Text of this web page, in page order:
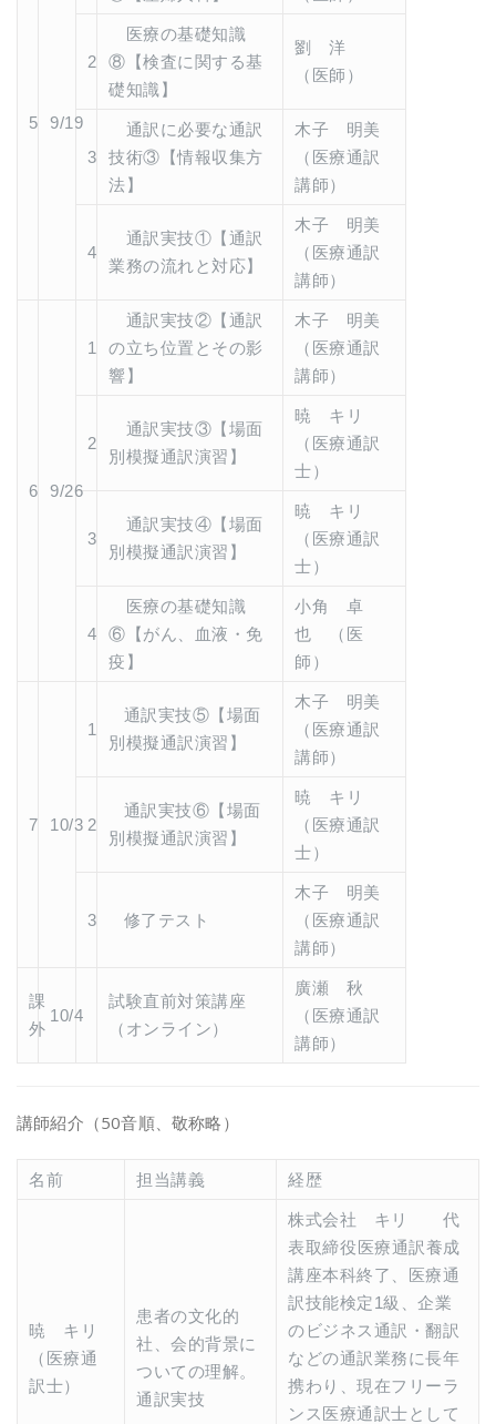
5 9/19
2
医療の基礎知識
⑧【検査に関する基
礎知識】
劉 洋
（医師）
3
通訳に必要な通訳
技術③【情報収集方
法】
木子 明美
（医療通訳
講師）
4
通訳実技①【通訳
業務の流れと対応】
木子 明美
（医療通訳
講師）
6 9/26
1
通訳実技②【通訳
の立ち位置とその影
響】
木子 明美
（医療通訳
講師）
2
通訳実技③【場面
別模擬通訳演習】
暁 キリ
（医療通訳
士）
3
通訳実技④【場面
別模擬通訳演習】
暁 キリ
（医療通訳
士）
4
医療の基礎知識
⑥【がん、血液・免
疫】
小角 卓
也 （医
師）
7 10/3
1
通訳実技⑤【場面
別模擬通訳演習】
木子 明美
（医療通訳
講師）
2
通訳実技⑥【場面
別模擬通訳演習】
暁 キリ
（医療通訳
士）
3 修了テスト
木子 明美
（医療通訳
講師）
課
外
10/4
試験直前対策講座
（オンライン）
廣瀬 秋
（医療通訳
講師）
講師紹介（50音順、敬称略）
名前 担当講義 経歴
暁 キリ
（医療通
訳士）
患者の文化的
社、会的背景に
ついての理解。
通訳実技
株式会社 キリ 代
表取締役 医療通訳養成
講座本科終了、医療通
訳技能検定1級、企業
のビジネス通訳・翻訳
などの通訳業務に長年
携わり、現在フリーラ
ンス医療通訳士として